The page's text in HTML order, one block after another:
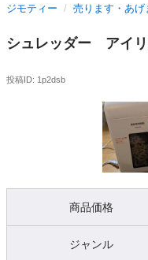
ジモティー 売ります・あげ
シュレッダー アイ
投稿ID: 1p2dsb
商品価格
ジャンル